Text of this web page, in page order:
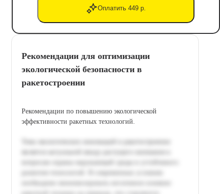
Оплатить 449 р.
Рекомендации для оптимизации
экологической безопасности в
ракетостроении
Рекомендации по повышению экологической
эффективности ракетных технологий.